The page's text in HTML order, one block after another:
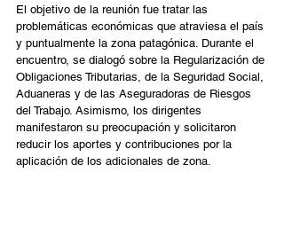
El objetivo de la reunión fue tratar las
problemáticas económicas que atraviesa el país
y puntualmente la zona patagónica. Durante el
encuentro, se dialogó sobre la Regularización de
Obligaciones Tributarias, de la Seguridad Social,
Aduaneras y de las Aseguradoras de Riesgos
del Trabajo. Asimismo, los dirigentes
manifestaron su preocupación y solicitaron
reducir los aportes y contribuciones por la
aplicación de los adicionales de zona.